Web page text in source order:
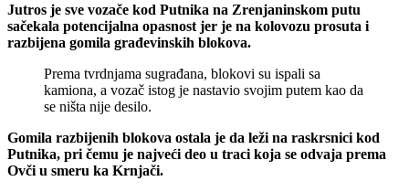
Jutros je sve vozače kod Putnika na Zrenjaninskom putu
sačekala potencijalna opasnost jer je na kolovozu prosuta i
razbijena gomila građevinskih blokova.
Prema tvrdnjama sugrađana, blokovi su ispali sa
kamiona, a vozač istog je nastavio svojim putem kao da
se ništa nije desilo.
Gomila razbijenih blokova ostala je da leži na raskrsnici kod
Putnika, pri čemu je najveći deo u traci koja se odvaja prema
Ovči u smeru ka Krnjači.